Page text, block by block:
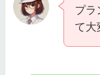
プラ
て大